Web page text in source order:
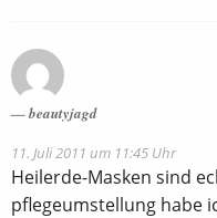
beautyjagd
11. Juli 2011 um 11:45 Uhr
Heilerde-Masken sind
pflegeumstellung habe